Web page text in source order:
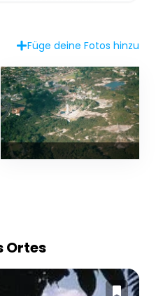
Füge deine Fotos hinzu
Ortes